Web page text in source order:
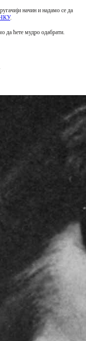
начин и надамо се да
.
да ћете мудро одабрати.